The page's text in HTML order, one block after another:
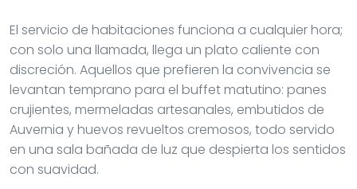
El servicio de habitaciones funciona a cualquier hora;
con solo una llamada, llega un plato caliente con
discreción. Aquellos que prefieren la convivencia se
levantan temprano para el buffet matutino: panes
crujientes, mermeladas artesanales, embutidos de
Auvernia y huevos revueltos cremosos, todo servido
en una sala bañada de luz que despierta los sentidos
con suavidad.